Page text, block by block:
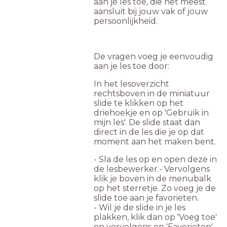
aansluit bij jouw vak of jouw
persoonlijkheid.
De vragen voeg je eenvoudig
aan je les toe door:
In het lesoverzicht
rechtsboven in de miniatuur
slide te klikken op het
driehoekje en op 'Gebruik in
mijn les'. De slide staat dan
direct in de les die je op dat
moment aan het maken bent.
- Sla de les op en open deze in
de lesbewerker.- Vervolgens
klik je boven in de menubalk
op het sterretje. Zo voeg je de
slide toe aan je favorieten.
- Wil je de slide in je les
plakken, klik dan op 'Voeg toe'